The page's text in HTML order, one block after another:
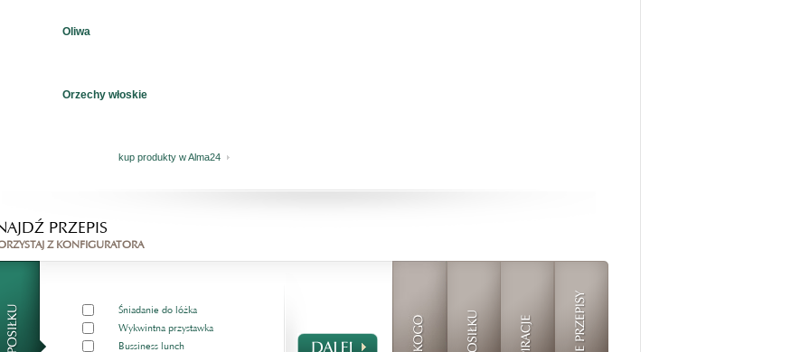
Oliwa
Orzechy włoskie
kup produkty w Alma24
PRZEPIS
Z KONFIGURATORA
Śniadanie do lóżka
Wykwintna przystawka
Bussiness lunch